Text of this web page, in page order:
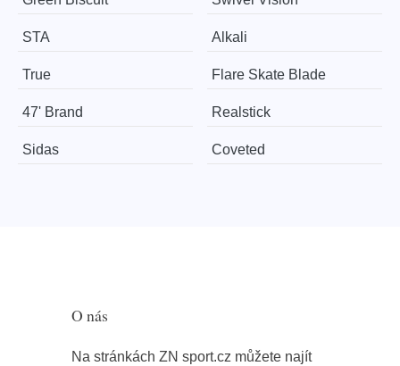
STA Alkali
True Flare Skate Blade
47' Brand Realstick
Sidas Coveted
O nás
Na stránkách ZN sport.cz můžete najít